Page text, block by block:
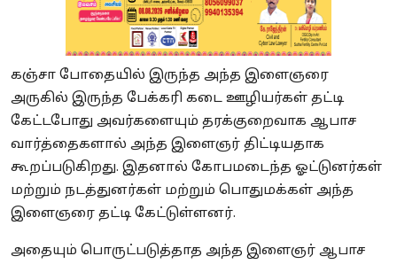
கஞ்சா போதையில் இருந்த அந்த இளைஞரை
அருகில் இருந்த பேக்கரி கடை ஊழியர்கள் தட்டி
கேட்டபோது அவர்களையும் தரக்குறைவாக ஆபாச
வார்த்தைகளால் அந்த இளைஞர் திட்டியதாக
கூறப்படுகிறது. இதனால் கோபமடைந்த ஓட்டுனர்கள்
மற்றும் நடத்துனர்கள் மற்றும் பொதுமக்கள் அந்த
இளைஞரை தட்டி கேட்டுள்ளனர்.
அதையும் பொருட்படுத்தாத அந்த இளைஞர் ஆபாச